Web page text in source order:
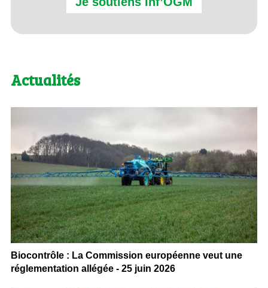
Actualités
Biocontrôle : La Commission européenne veut une
réglementation allégée - 25 juin 2026